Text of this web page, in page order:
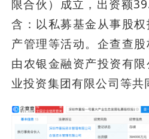
限合伙）成立，出资额
含：以私募基金从事股
产管理等活动。企查查
由农银金融资产投资有
业投资集团有限公司等共